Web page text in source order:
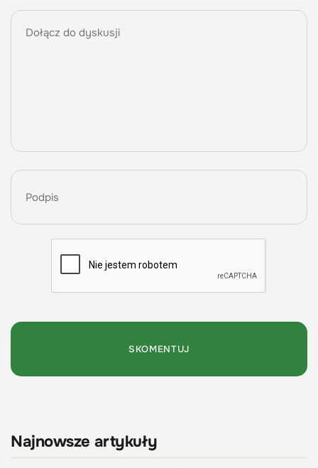
Najnowsze artykuły